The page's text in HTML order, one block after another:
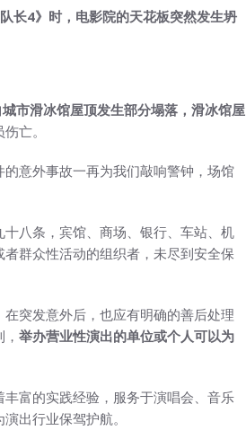
长4》时，电影院的天花板突然发生坍
市滑冰馆屋顶发生部分塌落，滑冰馆屋
亡。
意外事故一再为我们敲响警钟，场馆
八条，宾馆、商场、银行、车站、机
群众性活动的组织者，未尽到安全保
突发意外后，也应有明确的善后处理
举办营业性演出的单位或个人可以为
富的实践经验，服务于演唱会、音乐
出行业保驾护航。